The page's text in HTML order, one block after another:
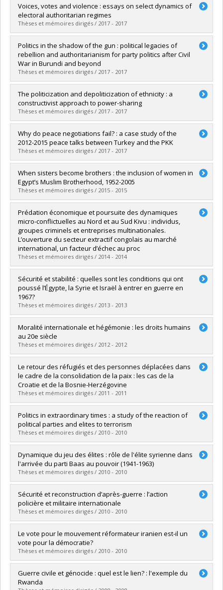
Diplômé(e) : Cambrezy, Mélanie
Cycle :Doctorat
Diplôme obtenu :Ph. D.
Lien vers le document dans Papyrus
Voices, votes and violence : essays on select dynamics of
electoral authoritarian regimes
Thèses et mémoires dirigés / 2017 - 2017
Diplômé(e) : Bardall, Gabrielle Simon
Cycle :Doctorat
Diplôme obtenu : Ph. D.
Lien vers le document dans Papyrus
Politics in the shadow of the gun : political legacies of
rebellion and authoritarianism for party politics after Civil
War in Burundi and beyond
Thèses et mémoires dirigés / 2017 - 2017
Diplômé(e) :Wittig, Katrin
Cycle :Doctorat
Diplôme obtenu :Ph. D.
Lien vers le document dans Papyrus
The politicization and depoliticization of ethnicity : a
constructivist approach to power-sharing
Thèses et mémoires dirigés / 2017 - 2017
Diplômé(e) :Raffoul, Alexandre
Cycle :Maîtrise
Diplôme obtenu :M. Sc.
Lien vers le document dans Papyrus
Why do peace negotiations fail? : a case study of the
2012-2015 peace talks between Turkey and the PKK
Thèses et mémoires dirigés / 2017 - 2017
Diplômé(e) : Yarali, Serkan
Cycle : Maîtrise
Diplôme obtenu :M. Sc.
Lien vers le document dans Papyrus
When sisters become brothers : the inclusion of women in
Egypt’s Muslim Brotherhood, 1952-2005
Thèses et mémoires dirigés / 2015 - 2015
Diplômé(e) :Bauer, Marion
Cycle :Maîtrise
Diplôme obtenu :M.A.
Lien vers le document dans Papyrus
Prédation économique et poursuite des dynamiques
micro-conflictuelles au Nord et au Sud Kivu : individus,
groupes criminels et entreprises multinationales.
L’ouverture du secteur extractif congolais au marché
international, un facteur d’échec au proc
Thèses et mémoires dirigés / 2014 - 2014
Diplômé(e) :Hubert, Nicolas
Cycle :Maîtrise
Diplôme obtenu :
Lien vers le document dans Papyrus
Sécurité et stabilité : quelles sont les conditions qui ont
poussé l’Égypte, la Syrie et Israël à entrer en guerre en
1967?
Thèses et mémoires dirigés / 2013 - 2013
Diplômé(e) :Allenet-Moulin, Tiffany
Cycle : Maîtrise
Diplôme obtenu :M. Sc.
Lien vers le document dans Papyrus
Moralité internationale et hégémonie : les droits humains
au 20e siècle
Thèses et mémoires dirigés / 2012 - 2012
Diplômé(e) : Gaudreault, France
Cycle :Doctorat
Diplôme obtenu :Ph. D.
Lien vers le document dans Papyrus
Le retour des réfugiés et des personnes déplacées dans
le cadre de la consolidation de la paix : les cas de la
Croatie et de la Bosnie-Herzégovine
Thèses et mémoires dirigés / 2011 - 2011
Diplômé(e) :Rey-Lescure, Geneviève
Cycle :Maîtrise
Diplôme obtenu :M.A.
Lien vers le document dans Papyrus
Politics in extraordinary times : a study of the reaction of
political parties and elites to terrorism
Thèses et mémoires dirigés / 2010 - 2010
Diplômé(e) :Chowanietz, Christophe
Cycle :Doctorat
Diplôme obtenu :Ph. D.
Lien vers le document dans Papyrus
Dynamique du jeu des élites : rôle de l'élite syrienne dans
l'arrivée du parti Baas au pouvoir (1941-1963)
Thèses et mémoires dirigés / 2010 - 2010
Diplômé(e) :Zaarour, Habib G.
Cycle :Maîtrise
Diplôme obtenu :M. Sc.
Lien vers le document dans Papyrus
Sécurité et reconstruction d’après-guerre : l’action
policière et militaire internationale
Thèses et mémoires dirigés / 2010 - 2010
Diplômé(e) :Rivard Piché, Gaëlle
Cycle :Maîtrise
Diplôme obtenu :M. Sc.
Lien vers le document dans Papyrus
Le vote pour le mouvement réformateur iranien est-il un
vote pour la démocratie?
Thèses et mémoires dirigés / 2010 - 2010
Diplômé(e) : Rouholamini, Shiva
Cycle :Maîtrise
Guerre civile et génocide : quel est le lien? : l'exemple du
Rwanda